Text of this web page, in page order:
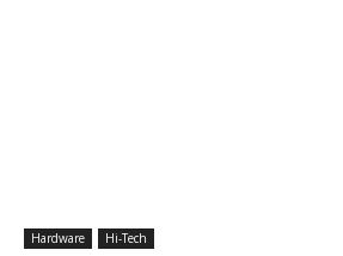
Hardware Hi-Tech